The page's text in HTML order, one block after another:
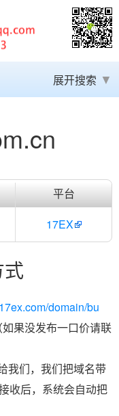
展开搜索
平台
17EX
domain/bu
（如果没发布一口价请联
我们，我们把域名带
收后，系统会自动把